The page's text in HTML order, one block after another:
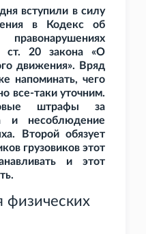
вступили в силу
в Кодекс об
ст. 20 закона «О
движения». Вряд
напоминать, чего
все-таки уточним.
штрафы за
и несоблюдение
Второй обязует
грузовиков этот
и этот
физических